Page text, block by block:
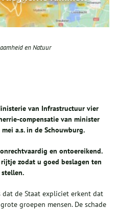
en Natuur
van Infrastructuur vier
compensatie van minister
a.s. in de Schouwburg.
en ontoereikend.
rijtje zodat u goed beslagen ten
de Staat expliciet erkent dat
groepen mensen. De schade